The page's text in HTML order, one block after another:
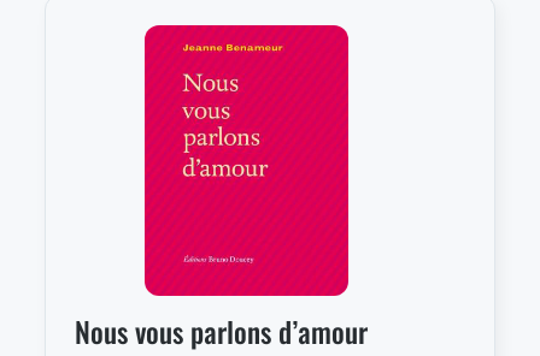
Nous vous parlons d’amour